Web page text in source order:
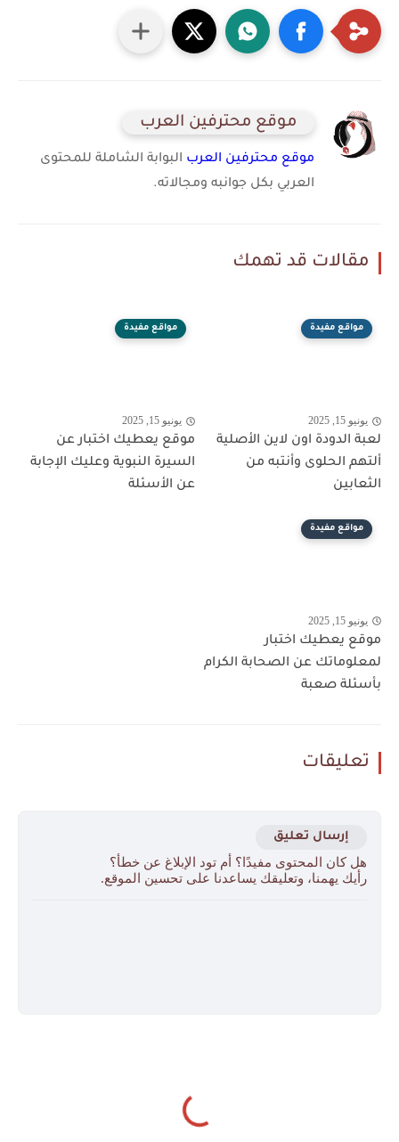
موقع محترفين العرب
موقع محترفين العرب البوابة الشاملة للمحتوى
العربي بكل جوانبه ومجالاته.
مقالات قد تهمك
مواقع مفيدة
يونيو 15, 2025
لعبة الدودة اون لاين الأصلية
ألتهم الحلوى وأنتبه من
الثعابين
مواقع مفيدة
يونيو 15, 2025
موقع يعطيك اختبار عن
السيرة النبوية وعليك الإجابة
عن الأسئلة
مواقع مفيدة
يونيو 15, 2025
موقع يعطيك اختبار
لمعلوماتك عن الصحابة الكرام
بأسئلة صعبة
تعليقات
إرسال تعليق
هل كان المحتوى مفيدًا؟ أم تود الإبلاغ عن خطأ؟
رأيك يهمنا، وتعليقك يساعدنا على تحسين الموقع.